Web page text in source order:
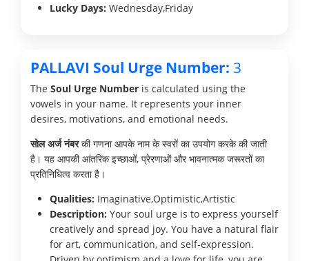
Lucky Days: Wednesday,Friday
PALLAVI Soul Urge Number: 3
The Soul Urge Number is calculated using the
vowels in your name. It represents your inner
desires, motivations, and emotional needs.
सोल अर्ज नंबरकी गणना आपके नाम के स्वरों का उपयोग करके की जाती
है। यह आपकी आंतरिक इच्छाओं, प्रेरणाओं और भावनात्मक जरूरतों का
प्रतिनिधित्व करता है।
Qualities: Imaginative,Optimistic,Artistic
Description: Your soul urge is to express yourself
creatively and spread joy. You have a natural flair
for art, communication, and self-expression.